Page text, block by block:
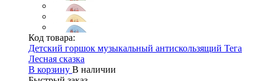
Код товара:
Детский горшок музыкальный антискользящий Тега
Лесная сказка
В корзину В наличии